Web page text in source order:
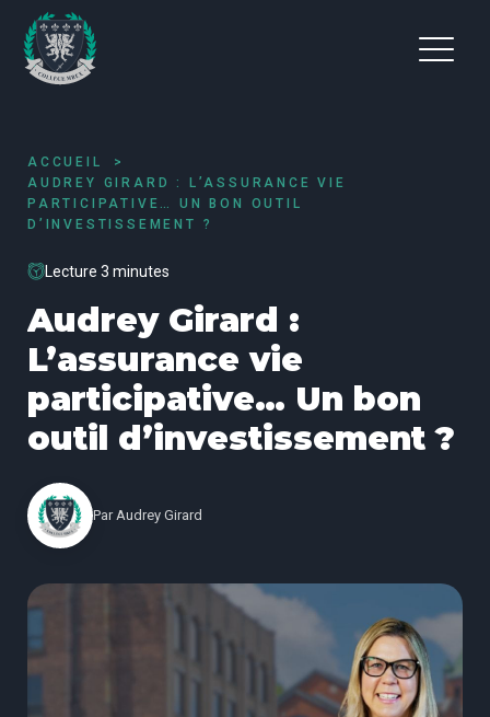
ACCUEIL
AUDREY GIRARD : L’ASSURANCE VIE
PARTICIPATIVE… UN BON OUTIL
D’INVESTISSEMENT ?
Lecture 3 minutes
Audrey Girard :
L’assurance vie
participative… Un bon
outil d’investissement ?
Par Audrey Girard